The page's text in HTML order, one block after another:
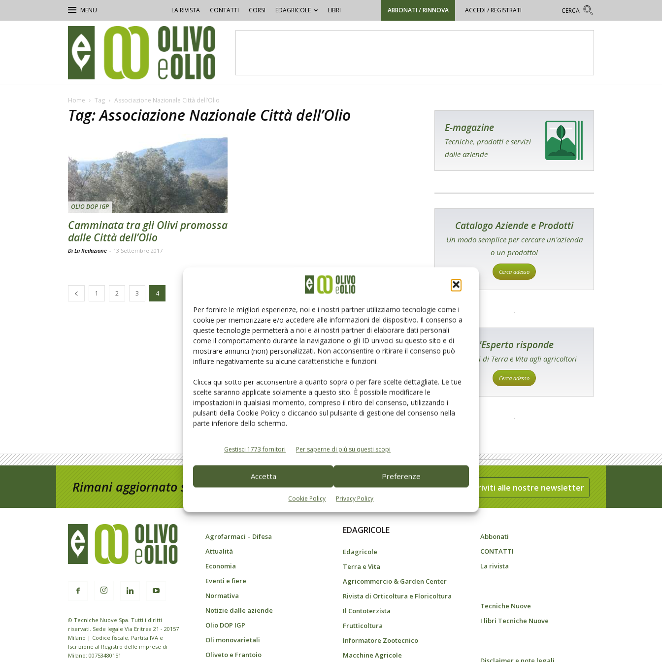
Per fornire le migliori esperienze, noi e i nostri partner utilizziamo tecnologie come i
cookie per memorizzare e/o accedere alle informazioni del dispositivo. Il consenso a
queste tecnologie permetterà a noi e ai nostri partner di elaborare dati personali
come il comportamento durante la navigazione o gli ID univoci su questo sito e di
mostrare annunci (non) personalizzati. Non acconsentire o ritirare il consenso può
influire negativamente su alcune caratteristiche e funzioni.
Clicca qui sotto per acconsentire a quanto sopra o per fare scelte dettagliate. Le tue
scelte saranno applicate solamente a questo sito. È possibile modificare le
impostazioni in qualsiasi momento, compreso il ritiro del consenso, utilizzando i
pulsanti della Cookie Policy o cliccando sul pulsante di gestione del consenso nella
parte inferiore dello schermo.
Gestisci 1773 fornitori Per saperne di più su questi scopi
Accetta Preferenze
Cookie Policy Privacy Policy
LA RIVISTA CONTATTI CORSI EDAGRICOLE LIBRI ABBONATI / RINNOVA ACCEDI / REGISTRATI
e
Olio
Home Tag Associazione Nazionale Città dell’Olio
Tag: Associazione Nazionale Città dell’Olio
OLIO DOP IGP
Camminata tra gli Olivi promossa
dalle Città dell’Olio
Di La Redazione - 13 Settembre 2017
1 2 3 4
E-magazine
Tecniche, prodotti e servizi
dalle aziende
Catalogo Aziende e Prodotti
Un modo semplice per cercare un'azienda
o un prodotto!
Cerca adesso
L'Esperto risponde
I consigli di Terra e Vita agli agricoltori
Cerca adesso
Rimani aggiornato sul mondo dell’agricoltura Iscriviti alle nostre newsletter
© Tecniche Nuove Spa. Tutti i diritti
riservati. Sede legale Via Eritrea 21 - 20157
Milano | Codice fiscale, Partita IVA e
Iscrizione al Registro delle imprese di
Milano: 00753480151
Agrofarmaci – Difesa
Attualità
Economia
Eventi e fiere
Normativa
Notizie dalle aziende
Olio DOP IGP
Oli monovarietali
Oliveto e Frantoio
EDAGRICOLE
Edagricole
Terra e Vita
Agricommercio & Garden Center
Rivista di Orticoltura e Floricoltura
Il Contoterzista
Frutticoltura
Informatore Zootecnico
Macchine Agricole
Abbonati
CONTATTI
La rivista
Tecniche Nuove
I libri Tecniche Nuove